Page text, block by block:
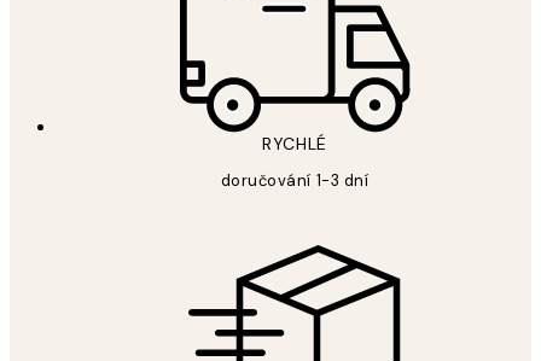
RYCHLÉ
doručování 1-3 dní